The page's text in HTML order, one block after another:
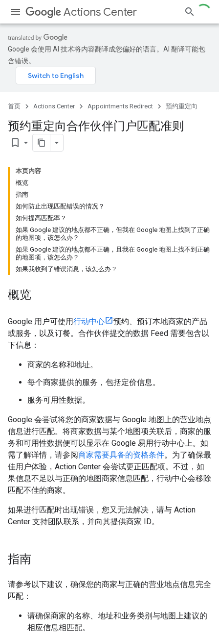
Actions Center
Google 会使用 AI 技术将内容翻译成您偏好的语言。AI 翻译可能包
含错误。
首页 Actions Center Appointments Redirect 预约重定向
预约重定向合作伙伴门户匹配准则
bookmark_border
本页内容
概览
指南
如何防止出现匹配错误的情况？
如何提高匹配率？
如果 Google 建议的地点都不正确，但我在 Google 地图上找到了正确
的地图项，该怎么办？
如果 Google 建议的地点都不正确，且我在 Google 地图上找不到正确
的地图项，该怎么办？
如果我收到了错误消息，该怎么办？
概览
Google 用户可使用行动中心
预约、预订本地商家的产品
或服务，以及订餐。合作伙伴提交的数据 Feed 需要包含以
下信息：
商家的名称和地址。
每个商家提供的服务，包括定价信息。
服务可用性数据。
Google 会尝试将您的商家数据与 Google 地图上的营业地点
信息进行匹配。将商家数据与某个地图项关联后，商家的服
务和可用性数据便可以显示在 Google 易用行动中心上。如
需了解详情，请参阅商家需要具备的资格条件。为了确保最
佳用户体验，Action Center 会尝试更正匹配项。不过，如
果信息不足以与正确的地图商家信息匹配，行动中心会移除
匹配不佳的商家。
如果进行匹配时出现错误，您又无法解决，请与 Action
Center 支持团队联系，并向其提供商家 ID。
指南
请参考以下建议，确保您的商家与正确的营业地点信息完全
匹配：
请确保商家的名称、地址和业务类别与地图上建议的
相应信息相匹配。